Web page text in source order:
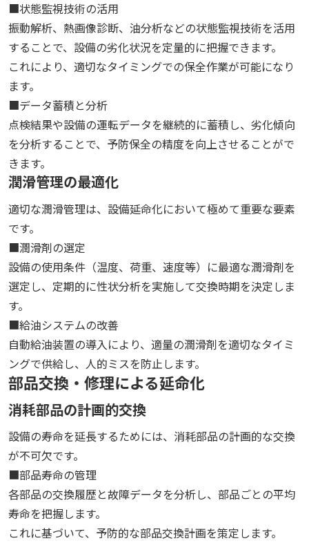
■状態監視技術の活用
振動解析、熱画像診断、油分析などの状態監視技術を活用
することで、設備の劣化状況を定量的に把握できます。
これにより、適切なタイミングでの保全作業が可能になり
ます。
■データ蓄積と分析
点検結果や設備の運転データを継続的に蓄積し、劣化傾向
を分析することで、予防保全の精度を向上させることがで
きます。
潤滑管理の最適化
適切な潤滑管理は、設備延命化において極めて重要な要素
です。
■潤滑剤の選定
設備の使用条件（温度、荷重、速度等）に最適な潤滑剤を
選定し、定期的に性状分析を実施して交換時期を決定しま
す。
■給油システムの改善
自動給油装置の導入により、適量の潤滑剤を適切なタイミ
ングで供給し、人的ミスを防止します。
部品交換・修理による延命化
消耗部品の計画的交換
設備の寿命を延長するためには、消耗部品の計画的な交換
が不可欠です。
■部品寿命の管理
各部品の交換履歴と故障データを分析し、部品ごとの平均
寿命を把握します。
これに基づいて、予防的な部品交換計画を策定します。